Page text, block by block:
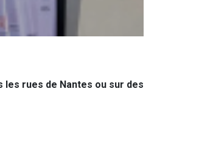
les rues de Nantes ou sur des